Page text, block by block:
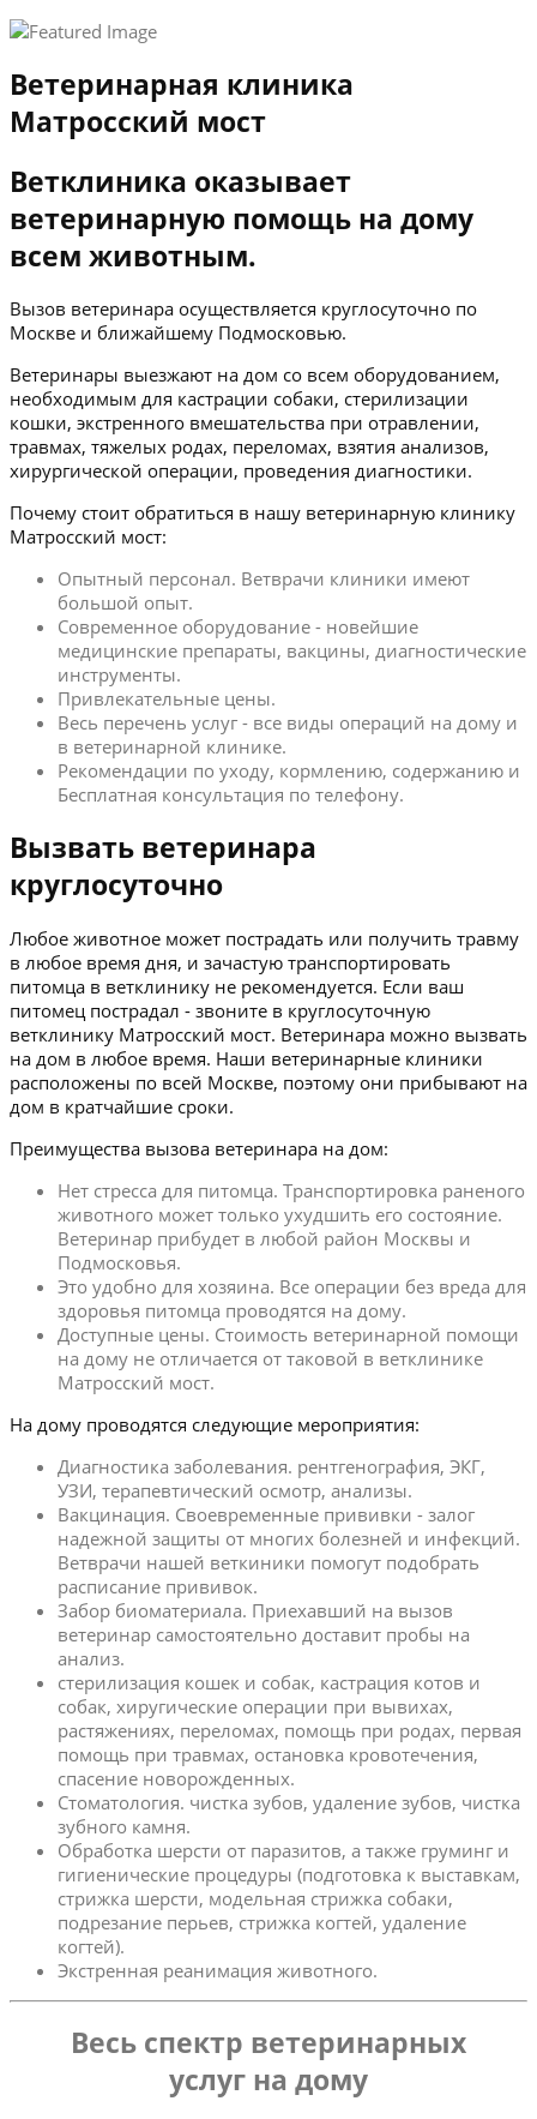
Ветеринарная клиника
Матросский мост
Ветклиника оказывает
ветеринарную помощь на дому
всем животным.
Вызов ветеринара осуществляется круглосуточно по
Москве и ближайшему Подмосковью.
Ветеринары выезжают на дом со всем оборудованием,
необходимым для кастрации собаки, стерилизации
кошки, экстренного вмешательства при отравлении,
травмах, тяжелых родах, переломах, взятия анализов,
хирургической операции, проведения диагностики.
Почему стоит обратиться в нашу ветеринарную клинику
Матросский мост:
Опытный персонал. Ветврачи клиники имеют
большой опыт.
Современное оборудование - новейшие
медицинские препараты, вакцины, диагностические
инструменты.
Привлекательные цены.
Весь перечень услуг - все виды операций на дому и
в ветеринарной клинике.
Рекомендации по уходу, кормлению, содержанию и
Бесплатная консультация по телефону.
Вызвать ветеринара
круглосуточно
Любое животное может пострадать или получить травму
в любое время дня, и зачастую транспортировать
питомца в ветклинику не рекомендуется. Если ваш
питомец пострадал - звоните в круглосуточную
ветклинику Матросский мост. Ветеринара можно вызвать
на дом в любое время. Наши ветеринарные клиники
расположены по всей Москве, поэтому они прибывают на
дом в кратчайшие сроки.
Преимущества вызова ветеринара на дом:
Нет стресса для питомца. Транспортировка раненого
животного может только ухудшить его состояние.
Ветеринар прибудет в любой район Москвы и
Подмосковья.
Это удобно для хозяина. Все операции без вреда для
здоровья питомца проводятся на дому.
Доступные цены. Стоимость ветеринарной помощи
на дому не отличается от таковой в ветклинике
Матросский мост.
На дому проводятся следующие мероприятия:
Диагностика заболевания. рентгенография, ЭКГ,
УЗИ, терапевтический осмотр, анализы.
Вакцинация. Своевременные прививки - залог
надежной защиты от многих болезней и инфекций.
Ветврачи нашей веткиники помогут подобрать
расписание прививок.
Забор биоматериала. Приехавший на вызов
ветеринар самостоятельно доставит пробы на
анализ.
стерилизация кошек и собак, кастрация котов и
собак, хиругические операции при вывихах,
растяжениях, переломах, помощь при родах, первая
помощь при травмах, остановка кровотечения,
спасение новорожденных.
Стоматология. чистка зубов, удаление зубов, чистка
зубного камня.
Обработка шерсти от паразитов, а также груминг и
гигиенические процедуры (подготовка к выставкам,
стрижка шерсти, модельная стрижка собаки,
подрезание перьев, стрижка когтей, удаление
когтей).
Экстренная реанимация животного.
Весь спектр ветеринарных
услуг на дому